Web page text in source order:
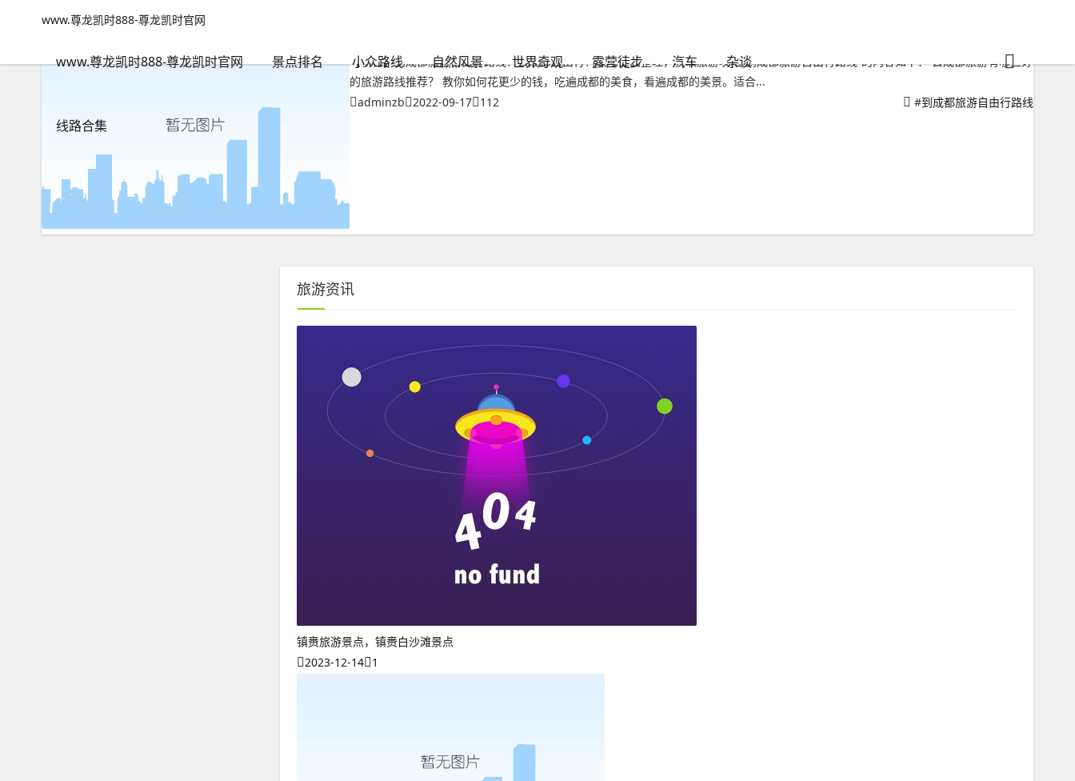
www.尊龙凯时888-尊龙凯时官网
www.尊龙凯时888-尊龙凯时官网 景点排名 小众路线 自然风景 世界奇观 露营徒步 汽车 杂谈
线路合集
www.尊龙凯时888-尊龙凯时官网
【引言】到成都旅游自由行路线？去成都自由行？攻略全面整理，获取旅游攻略“到成都旅游自由行路线”的内容如下： 去成都旅游有哪些好
的旅游路线推荐？ 教你如何花更少的钱，吃遍成都的美食，看遍成都的美景。适合...
adminzb 2022-09-17 112 #到成都旅游自由行路线
旅游资讯
镇赉旅游景点，镇赉白沙滩景点
2023-12-14 1